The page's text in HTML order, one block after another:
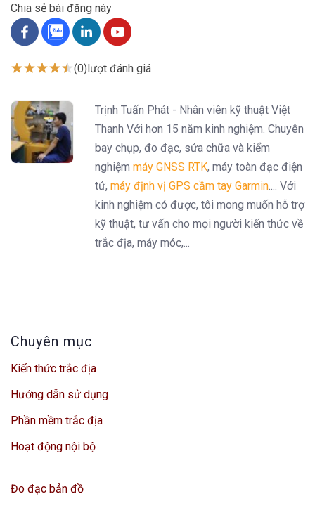
Chuyên mục
Kiến thức trắc địa
Hướng dẫn sử dụng
Phần mềm trắc địa
Hoạt động nội bộ
Đo đạc bản đồ
Chia sẻ bài đăng này
(0)lượt đánh giá
Trịnh Tuấn Phát - Nhân viên kỹ thuật Việt
Thanh Với hơn 15 năm kinh nghiệm. Chuyên
bay chụp, đo đạc, sửa chữa và kiểm
nghiệm máy GNSS RTK, máy toàn đạc điện
tử, máy định vị GPS cầm tay Garmin.... Với
kinh nghiệm có được, tôi mong muốn hỗ trợ
kỹ thuật, tư vấn cho mọi người kiến thức về
trắc địa, máy móc,...